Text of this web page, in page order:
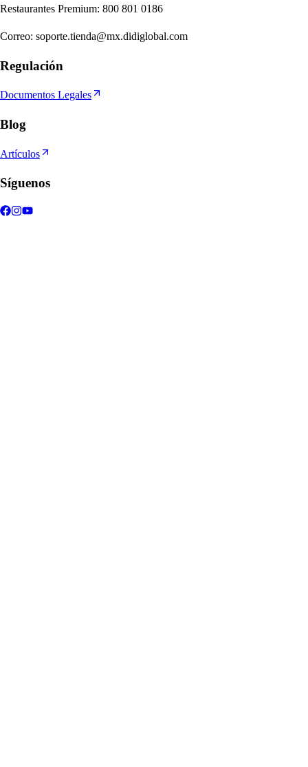
Restaurantes Premium: 800 801 0186
Correo: soporte.tienda@mx.didiglobal.com
Regulación
Documentos Legales
Blog
Artículos
Síguenos